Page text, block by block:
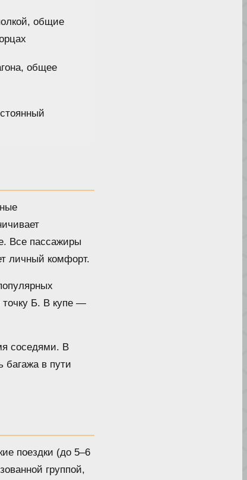
общие
общее
Все пассажиры
личный комфорт.
точку Б. В купе —
соседями. В
багажа в пути
поездки (до 5–6
группой,